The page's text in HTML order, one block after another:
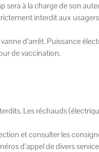
sera à la charge de son
interdit aux
d’arrêt. Puissance
de vaccination.
Les réchauds
et consulter les
d’appel de divers